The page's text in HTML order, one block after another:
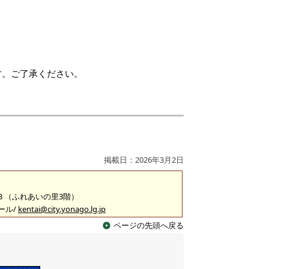
ご了承ください。
掲載日：2026年3月2日
ふれあいの里3階）
ル/ kentai@city.yonago.lg.jp
ページの先頭へ戻る